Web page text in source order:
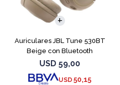
Auriculares JBL Tune 530BT
Beige con Bluetooth
USD 59,00
USD 50,15